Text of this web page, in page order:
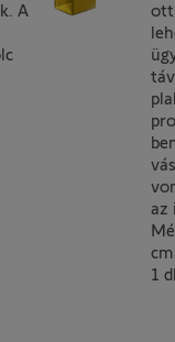
A
az
1